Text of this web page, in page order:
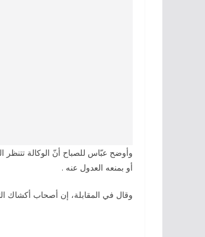
وأوضح عبّاس للصباح أنّ الوكالة تتنظر
أو بمنعه العدول عنه .
وقال في المقابلة، إن أصحاب أكشاك